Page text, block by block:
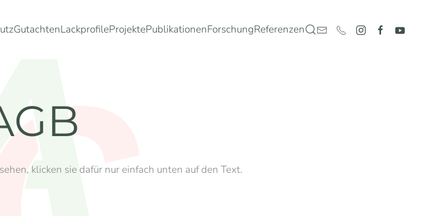
GutachtenLackprofileProjektePublikationenForschungReferenzen
klicken sie dafür nur einfach unten auf den Text.